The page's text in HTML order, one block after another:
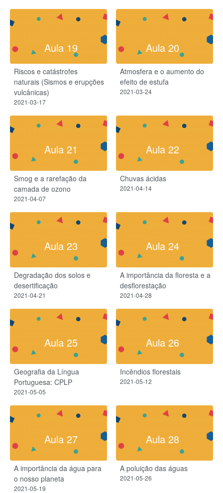
Aula 19
Riscos e catástrofes
naturais (Sismos e erupções
vulcânicas)
2021-03-17
Aula 20
Atmosfera e o aumento do
efeito de estufa
2021-03-24
Aula 21
Smog e a rarefação da
camada de ozono
2021-04-07
Aula 22
Chuvas ácidas
2021-04-14
Aula 23
Degradação dos solos e
desertificação
2021-04-21
Aula 24
A importância da floresta e a
desflorestação
2021-04-28
Aula 25
Geografia da Língua
Portuguesa: CPLP
2021-05-05
Aula 26
Incêndios florestais
2021-05-12
Aula 27
A importância da água para
o nosso planeta
2021-05-19
Aula 28
A poluição das águas
2021-05-26